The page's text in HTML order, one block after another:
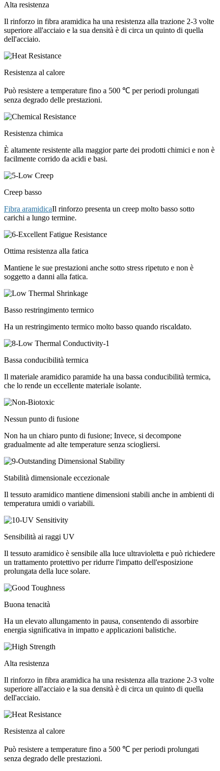
Alta resistenza
Il rinforzo in fibra aramidica ha una resistenza alla trazione 2-3 volte
superiore all'acciaio e la sua densità è di circa un quinto di quella
dell'acciaio.
Resistenza al calore
Può resistere a temperature fino a 500 ℃ per periodi prolungati
senza degrado delle prestazioni.
Resistenza chimica
È altamente resistente alla maggior parte dei prodotti chimici e non è
facilmente corrido da acidi e basi.
Creep basso
Fibra aramidicaIl rinforzo presenta un creep molto basso sotto
carichi a lungo termine.
Ottima resistenza alla fatica
Mantiene le sue prestazioni anche sotto stress ripetuto e non è
soggetto a danni alla fatica.
Basso restringimento termico
Ha un restringimento termico molto basso quando riscaldato.
Bassa conducibilità termica
Il materiale aramidico paramide ha una bassa conducibilità termica,
che lo rende un eccellente materiale isolante.
Nessun punto di fusione
Non ha un chiaro punto di fusione; Invece, si decompone
gradualmente ad alte temperature senza sciogliersi.
Stabilità dimensionale eccezionale
Il tessuto aramidico mantiene dimensioni stabili anche in ambienti di
temperatura umidi o variabili.
Sensibilità ai raggi UV
Il tessuto aramidico è sensibile alla luce ultravioletta e può richiedere
un trattamento protettivo per ridurre l'impatto dell'esposizione
prolungata della luce solare.
Buona tenacità
Ha un elevato allungamento in pausa, consentendo di assorbire
energia significativa in impatto e applicazioni balistiche.
Alta resistenza
Il rinforzo in fibra aramidica ha una resistenza alla trazione 2-3 volte
superiore all'acciaio e la sua densità è di circa un quinto di quella
dell'acciaio.
Resistenza al calore
Può resistere a temperature fino a 500 ℃ per periodi prolungati
senza degrado delle prestazioni.